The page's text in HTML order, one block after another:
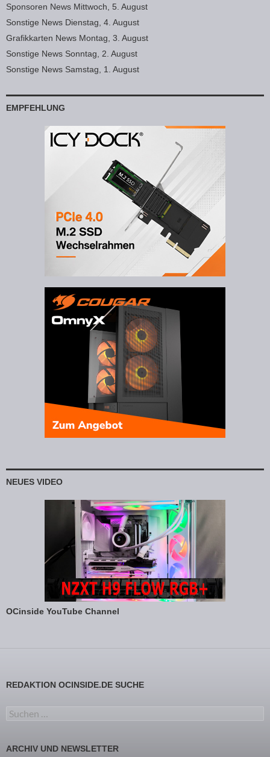
Sponsoren News Mittwoch, 5. August
Sonstige News Dienstag, 4. August
Grafikkarten News Montag, 3. August
Sonstige News Sonntag, 2. August
Sonstige News Samstag, 1. August
EMPFEHLUNG
NEUES VIDEO
OCinside YouTube Channel
REDAKTION OCINSIDE.DE SUCHE
Suchen nach:
ARCHIV UND NEWSLETTER